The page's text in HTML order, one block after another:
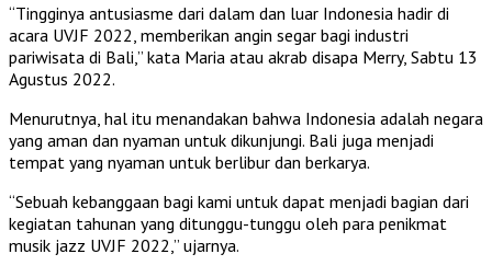
“Tingginya antusiasme dari dalam dan luar Indonesia hadir di
acara UVJF 2022, memberikan angin segar bagi industri
pariwisata di Bali,” kata Maria atau akrab disapa Merry, Sabtu 13
Agustus 2022.
Menurutnya, hal itu menandakan bahwa Indonesia adalah negara
yang aman dan nyaman untuk dikunjungi. Bali juga menjadi
tempat yang nyaman untuk berlibur dan berkarya.
“Sebuah kebanggaan bagi kami untuk dapat menjadi bagian dari
kegiatan tahunan yang ditunggu-tunggu oleh para penikmat
musik jazz UVJF 2022,” ujarnya.